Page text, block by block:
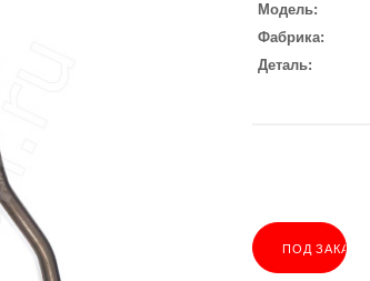
Модель
Фабрика
Деталь
ПОД ЗАКАЗ